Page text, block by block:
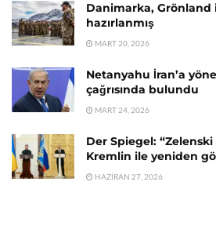
Danimarka, Grönland
hazırlanmış
MART 20, 2026
Netanyahu İran’a
çağrısında bulundu
MART 24, 2026
Der Spiegel:
Kremlin ile yeniden
HAZIRAN 27, 2026